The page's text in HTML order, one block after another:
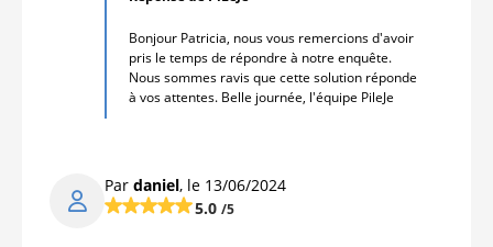
Bonjour Patricia, nous vous remercions d'avoir
pris le temps de répondre à notre enquête.
Nous sommes ravis que cette solution réponde
à vos attentes. Belle journée, l'équipe PileJe
Par daniel, le 13/06/2024
5.0 /5